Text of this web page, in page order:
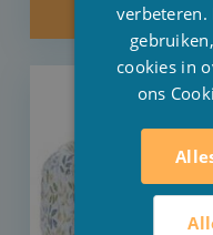
verbeteren.
cookies in
ons